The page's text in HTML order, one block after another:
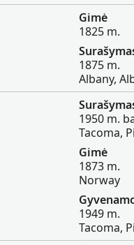
Gimė
1825 m.
1875 m.
Albany,
1950 m.
Tacoma,
Gimė
1873 m.
Norway
1949 m.
Tacoma,